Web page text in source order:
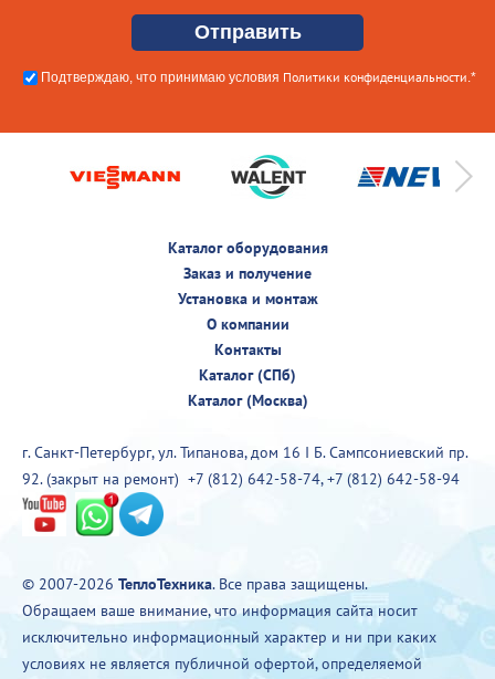
Подтверждаю, что принимаю условия Политики конфиденциальности .*
Каталог оборудования
Заказ и получение
Установка и монтаж
О компании
Контакты
Каталог (СПб)
Каталог (Москва)
г. Санкт-Петербург, ул. Типанова, дом 16 I Б. Сампсониевский пр.
92. (закрыт на ремонт) +7 (812) 642-58-74,+7 (812) 642-58-94
© 2007-2026 ТеплоТехника. Все права защищены.
Обращаем ваше внимание, что информация сайта носит
исключительно информационный характер и ни при каких
условиях не является публичной офертой, определяемой